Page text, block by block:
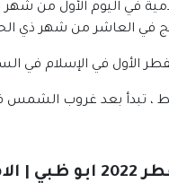
في اليوم الأول من
في العاشر من شهر ذي
الأول في الإسلام في
، تبدأ بعد غروب الشمس